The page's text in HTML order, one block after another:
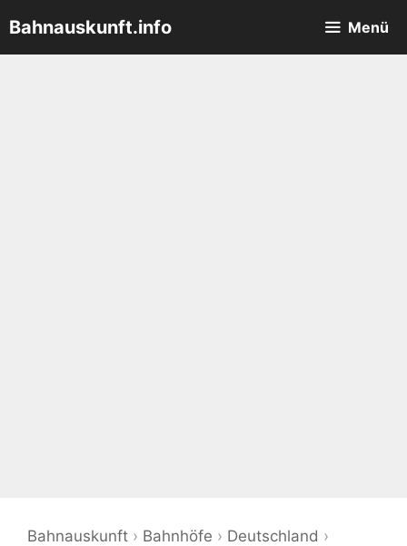
Inhalt
springen
Bahnauskunft.info Menü
Bahnauskunft › Bahnhöfe › Deutschland ›